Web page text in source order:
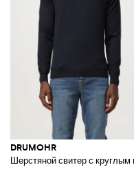
DRUMOHR
Шерстяной свитер с круглым